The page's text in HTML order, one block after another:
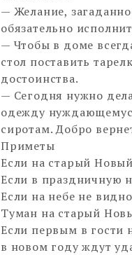
— Желание,
обязательно
— Чтобы в доме
стол поставить
достоинства.
— Сегодня нужно
одежду
сиротам. Добро
Приметы
Если на старый
Если в праздничную
Если на небе не
Туман на старый
Если первым в гости
в новом году ждут